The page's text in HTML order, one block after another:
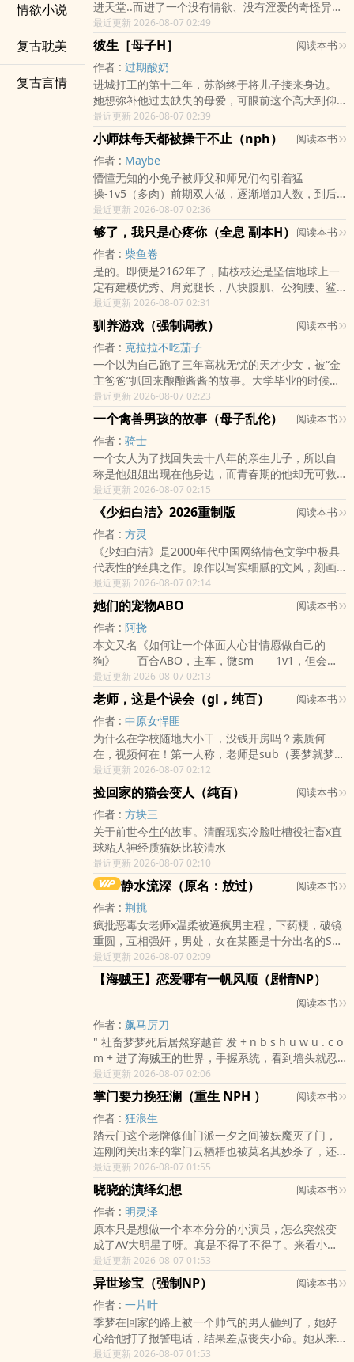
情欲小说
复古耽美
复古言情
√200珠√300珠√400珠√500珠√600珠√700珠√800
珠√900珠√1000珠√1100珠√1200珠√1300珠加更中
200-1200收√三文魚院長（1.5w）打赏加更
√finnn385（2w）? ? 打赏加更√岁宝（2w）? ? ? ? ?
? ?打赏加更√Aspen（1w）? ? ? ? ??打赏加更中微微
（5w）? ? ? ? ? ? ?打赏加更√恋母癖大爆发（5k）打
赏加更√小明（5k）? ? ? ? ? ? ? 打赏加更√蓝鹫の狗
（1w）? ?打赏加更√shuihuanghou（5k）打赏加
更√今天赤壁没（5k）? ?打赏加更√小庫（5k）? ? ?
? ? ? ? ?打赏加更√看我发现了什么好东西（1w）?
打赏加更√局兰是神（5k）? ? 打赏加更√嗷嗷嗷
（5k）? ? ? 打赏加更中隔壁完结文点击直达《被天
使套上项圈后（ABO）》、《嚣张大小姐又被狠狠
惩罚了（futa）》
夫、恶名昭彰的“疯狗”….那些高高在上、目中无人的
家伙们，当他们跌入泥沼时，又会是什么模
样？ * “野草不会咬人，哪怕他们轻视它、
利用它、碾压它——”“可野狗会。”【阅览须知】- 低
道德感女主 x 不是什么好东西的男人们- 现代架空背
景，部分设定参考意大利黑手党和美国黑帮，更多
私设- 健康的恋爱固然可贵，扭曲的感情实在精彩，
本文包括但不限于以下内容：恨海情天、以下犯
上、相爱相杀….- 有养父线，相差14岁(18/32)，女
主10岁被收养。女主主动- 女非，男感情身体过去现
在未来全C- 主剧情，肉随剧情走，二十章后肉会多
起来-?肉口味粗暴，存在致死量指j、玩阴di、潮
chui等等等，有打屁股扇xue等轻度SP情节。肉章
50po币/千字，剧情章25po币/千字，混合章价格按
肉&剧情比例来算，剧情章从39章后收费。日更，
2100, 2400, 2700珠珠加更大家的评论是更文的最
大动力感谢 不知名读者 (看到请认领！) 03/18打赏
10000po币；for her 打赏5000po币；太太多写点?
打赏10000po币；嘟嘟噜 打赏5000po币；太太多写
点?打赏10000po币；（po后台不显示打赏人，前台
我会漏看，打赏的宝宝请一定同时在评论区认领，
非常感谢大家的心意。打赏不涉及加更，大家量力
而行
进天堂..而进了一个没有情欲、没有淫爱的奇怪异世
界。 这个世界有精灵兽人半身人，还有逐渐觉
醒神格的各大主神，但人类，在这里被蔑称为伊甸
人，受尽厌恶。 乖巧老实人的莫莉饿到天天想
啃床角，随手在通讯水晶上发布了一条照片却意外
火爆全网...铺天盖地的关注和打赏淹没了她。 为
吃饱饭，她只好伪装成一只金发小精灵，不露脸直
播，用甜嗓朝打赏的哥哥姐姐的撒娇卖软，偶尔跳
段擦边性感舞蹈，卖卖小逼水、小逼照，并录下制
造过程，还卖穿过的内裤丝袜与胸衣，用电话做
爱，或者用灵界共感稳固和金主的关系，但无欲无
求的他们把她肏得好几天没心思上线营业... 不是
说，这个全是正经人的世界没人会做爱
吗？？？ ...... 因吃不饱而被迫下海当网
黄的“老实人”女主 X 各物种高阶人
外 ...... 我流西幻、我流网黄。
背景靠乱编，有一部分设定参考北欧神话、希腊神
话、亚伯拉罕体系以及托尔金中州世界观、现实猎
巫记录、魔法世界咒语等等，超级大杂糅，极度玛
丽苏！ 我的设定：只有处男。所有看莉的直播
的各物种都是大处男。（作者强设定，不接受反驳
与杠，作者能圆回来。 关于排雷 ：bg 90%、
gl10%（gl 线大概率只有擦边）。含强制爱（卷三
属于过激暗黑强制爱，其余卷正常。）其余雷点尽
量在标题标出，及时止损。 关于收费：肉与剧
情同价 ，40po/千字。日更两章，有存稿和大纲。?
? ? ??100zz/5000 打赏加更。不更会请假。?? ? ? ?
求投喂猪猪呀！每一颗珠都是作者更新动
力！！ ......?? ? ? ?已完结：被霸凌的小可怜
（nph 女嬷）番外更新中（点击文字可跳转?? ? ? ?
? ? ? ? ? ? ?不做爱就无法离开的梦境（nph 万人
迷）番外计划中? ? ? ? ? ? ? ? ? ? ? 被觊觎的万人迷
（中短篇合集）?? ? ? ?引力圈：卡戎（同步更新
中） 无中生有、出现莫名章节、缺胳膊少
腿的，是因为你看的是盗文，看盗文的也留点口
德，少来骂我。
最近更新 2026-08-07 02:49
彼生［母子H］ 阅读本书
作者 : 过期酸奶
进城打工的第十二年，苏韵终于将儿子接来身边。
她想弥补他过去缺失的母爱，可眼前这个高大到仰
头才能望清脸庞的少年，好像已经不需要了。阴郁
男高x柔弱厂妹，出租屋文学，带一点强制元素，年
龄差14完结文?孽因［姐弟H］点书名直达
最近更新 2026-08-07 02:39
小师妹每天都被操干不止（nph） 阅读本书
作者 : Maybe
懵懂无知的小兔子被师父和师兄们勾引着猛
操-1v5（多肉）前期双人做，逐渐增加人数，到后
面一起上男全洁/多p/少剧情剧情只为肉（不喜勿
点）关于收费：剧情不收费——肉50po/千字
最近更新 2026-08-07 02:36
够了，我只是心疼你（全息 副本H） 阅读本书
作者 : 柴鱼卷
是的。即便是2162年了，陆桉枝还是坚信地球上一
定有建模优秀、肩宽腿长，八块腹肌、公狗腰、鲨
鱼臀、20cm、一夜八次的处男。 毕竟，她的匹
配成功了呢。 望着资料卡上的匹配100%，陆桉
枝一度怀疑是系统错乱，可对面的匹配申请还提到
了他的原生家庭。 那真的不得不信了。 见
者伤心，闻者落泪。够了，我只是心疼你。 只
是她需要撤回一个愿望申请： 如果能完美匹
配，就算是被肏到死她也愿意…… —— 游戏
里肏生肏死，现实里，面对这个不守男德整天绷着
大奶的池冶，陆桉枝从不会多看一眼。 太浮躁
了，这么热的天上火了多遭罪（bushi），毕竟人不
能、起码、至少不可以……对同一屋檐下的竹马下
手。 陆桉枝（阮芝）x池冶（也安） sc
一切都是男主蓄意勾引，女主只是个老实人
— 各种play都有，xp很杂，致死量的玩逼、宫
交、射尿、粗口、真空、睡奸等等各种各样的玩
法 可能出现np的游戏副本，但都是男主的分
身，如果介意可以提前点x 抒发xp之作，慎
入 游戏①： 终于刷到正常的兄妹关系
了 都不小心被哥哥发现自慰了所以做爱也很正
常吧？ 很怕单机星人，我一定会对每一个
珠珠负责的ˉ﹃ˉ
最近更新 2026-08-07 02:31
驯养游戏（强制调教） 阅读本书
作者 : 克拉拉不吃茄子
一个以为自己跑了三年高枕无忧的天才少女，被“金
主爸爸”抓回来酿酿酱酱的故事。大学毕业的时候，
私下里对调教感兴趣的沈舒窈打算利用最后的机会
疯狂一把，用假名艾莉榭给自己找了个“金主爸爸”。
没想到命运给了自己一个大奖，金主爸爸谢砚舟有
颜有钱有腹肌，床上强势床下绅士，沈舒窈度过了
愉快的两个月。时间一到，她给谢砚舟留下分文未
动的银行卡和一封热情洋溢的感谢信，回国创业
了。谁想到三年后，谢砚舟竟然变成了自己公司货
真价实的“金主爸爸”，沈舒窈只好祈祷他已经忘记了
三年前那段荒诞不经的往事。但是，谢砚舟却掐着
她的脖子把她摁在墙上：“沈舒窈小姐，你和我签了
五年的合约，却只履行了两个月的义务。现在到了
你还债的时候了。”谢砚舟哪是什么命运的大奖，根
本就是命运的大坑。?谢砚舟出身世家，从年轻时就
独掌大权。虽然私下里和几个好友经营着“宠物”俱乐
部，自己却因为挑剔的品味从没有看上过任何一个
宠物。他以为自己可能就这样孑然一身孤独终老，
直到自称艾莉榭的女孩闯入他的世界。谁想到不过
两个月，小宠物就从他的手心里逃走消失于人海，
还自以为礼貌地给他留下了一封感谢信。谢砚舟花
了三年找回沈舒窈。这一次，他要她从头到脚，从
身体到灵魂，都彻底成为他的所有物。裴时卿虽然
和谢砚舟都是俱乐部的经营者，但是自从开始带学
生，就自觉应该为人师表，戒掉了“不良嗜好”。却没
想到谢砚舟那个跑掉的小宠物竟然是自己一手带出
来的得意门生。当他发觉的时候，两人的感情已经
陷入僵局，他只好勉为其难地插手免得他们彻底毁
掉彼此。谁想到这竟然重新唤醒了他压抑已久的欲
望，打开了潘多拉的魔盒。沈舒窈明明是他的学
生，他才华横溢的后辈，他怎么能在看到她的时
候，就想要把她绑到自己的床上？每周一，三，
五，六，一共四更，50珠/50收加更收费规则：剧情
章和珠/收加更章免费，肉章根据长度收费30-50?
注：- 走肾不走心，有肉有剧情，调教SP训诫肉多，
请谨慎入坑。想看走心的请看《玫瑰柔板》（比
心）- 男主是个控制欲占有欲爆棚的偏执狂，爱是真
的爱变态也是真的变态。后期追妻时会稍有改进，
请谨慎入坑- 中期和后期女主会和其他男人do，并非
1v1- 作者本人不是金融行业的，所以了解非常有
限，如果有专业方面的错误还请不吝指正- 有大纲，
但结局可能1v1，1v2，或者1v0女主独美，看看写
的时候的感觉吧
最近更新 2026-08-07 02:23
一个禽兽男孩的故事（母子乱伦） 阅读本书
作者 : 骑士
一个女人为了找回失去十八年的亲生儿子，所以自
称是他姐姐出现在他身边，而青春期的他却无可救
药的爱上了这位“姐姐”，还跟她发生了性关系，知道
“姐姐”是亲生母亲的时候已经晚了，他只能一条道走
到黑了.(本作者在此承诺，本书全书免费，但希望大
家能点个免费的“收藏”，能留言更好，这样我才知道
有人关注这个作品）注：本书每天晚上十点半准时
更新一章，欢迎大家阅读。最后祝大家做爱有人，
做人有爱。
最近更新 2026-08-07 02:15
《少妇白洁》2026重制版 阅读本书
作者 : 方灵
《少妇白洁》是2000年代中国网络情色文学中极具
代表性的经典之作。原作以写实细腻的文风，刻画
了一位年轻少妇在欲望、权力与现实夹缝中的沉沦
与挣扎，人物形象鲜明，社会触感强烈，影响深
远，至今仍被不少读者视为那个时代的标志性文
本。本重制版完成于2026年。故事主线与主要人物
大体沿用原作设定，白洁、王申、高义、老七、陈
三等角色均得以保留，但在情节推进、人物心理与
部分关键节点上作了调整与补充，力求在尊重原作
精神的基础上，以更贴近当下阅读节奏的笔触重新
展开。此文并非简单复刻，而是一次带着敬意的再
创作。愿以此重制，向原作及其时代致以最诚挚的
纪念。
最近更新 2026-08-07 02:14
她们的宠物ABO 阅读本书
作者 : 阿挠
本文又名《如何让一个体面人心甘情愿做自己的
狗》 百合ABO，主车，微sm 1v1，但会有
ntr和np情节，别人都是她们play里的一环 温柔
教授Alpha X高冷总裁Omege 顾清野深谙训兽
之道，尤擅长训狗。有的狗生性粘人，会主动贴靠
过来，有的狗只要拿零食引诱就能轻易上钩，还有
一种狗自视为狼，桀骜难驯，驯服这类狗要麻烦
些，需要以自身为饵，欲擒故纵，反复拉扯，才能
使其彻底温顺臣服。 白幻溪就是最后这种
狗。 . 白幻溪原以为自己的妻子顾清野是个
沉稳内敛的老干部，所以婚前喜欢养鱼的她婚后收
了一身性子，踏踏实实做她顾清野一个人的贤
妻。 没想到婚后多年，被她发现顾清野竟然是
个玩咖，和别人放浪形骸，唯独对她处处保
守。 白幻溪感觉自己被骗了，她想离婚。
可这个顾清野拒不放行，甚至怂恿她出轨。 出
轨的刺激体验最开始让她很爽，但欢愉转瞬即逝，
负疚感如影随形，令她终日精神恍惚。 最重要
的是，她无法忍受顾清野和别人举止亲密。顾清野
只能是她的妻子，她不想和顾清野离婚
了。 . 白幻溪在自己眼里：温柔知性、玉树
临风、风流倜傥Alpha教授 实际上在老婆眼里：
珠、求评论，鞠躬感谢～? ? ? ?微博：正经的阿挠，
欢迎来玩呀～
最近更新 2026-08-07 02:13
老师，这是个误会（gl，纯百） 阅读本书
作者 : 中原女悍匪
为什么在学校随地大小干，没钱开房吗？素质何
在，视频何在！第一人称，老师是sub（要梦就梦个
大的（恋师癖大爆发写一篇，随缘更新，50珠珠可
召唤作者硬着头皮加更一章50珠珠加更已送到，100
珠珠可召唤作者硬着头皮加更一章100珠珠加更已送
到，200珠珠可召唤作者硬着头皮加更一章（涨价了
因为作者键盘敲起火了200珠珠加更已送到，300珠
珠可召唤作者硬着头皮加更一章300珠珠加更已送
到，400珠珠可召唤作者硬着头皮加更一章400珠珠
加更已送到，500珠珠可召唤作者硬着头皮加更一章
500珠珠加更已送到，650珠珠可召唤作者硬着头皮
加更一章（涨价了因为键盘又起火了650珠珠加更已
送到，800珠珠可召唤作者硬着头皮加更一章800珠
珠加更已送到，950珠珠可召唤作者硬着头皮加更一
章950珠珠加更已送到，作者键盘被消防部门没收正
在申诉，请假三天作者拿回键盘更新一章，1300珠
珠可召唤作者硬着头皮加更一章1300珠珠加更已送
到，1500珠珠可召唤作者硬着头皮加更一章1500珠
珠加更已送到，1700珠珠可召唤作者硬着头皮加更
一章1700珠珠加更已送到，作者键盘被朋友借去烧
烤，劳动节放假五天作者拿回键盘更新一章，2450
珠珠可召唤作者硬着头皮加更一章2450珠珠加更已
送到，2800珠珠可召唤作者硬着头皮加更一章（临
近期末作者校内工作量过大，召唤法阵生效可能出
现些许延迟，请召唤师们多多包涵2800珠珠加更已
送到，3050珠珠可召唤作者硬着头皮加更一章3050
珠珠加更已送到，3300珠珠可召唤作者硬着头皮加
更一章
最近更新 2026-08-07 02:12
捡回家的猫会变人（纯百） 阅读本书
作者 : 方块三
关于前世今生的故事。清醒现实冷脸吐槽役社畜x直
球粘人神经质猫妖比较清水
最近更新 2026-08-07 02:10
静水流深（原名：放过） 阅读本书
作者 : 荆挑
疯批恶毒女老师x温柔被逼疯男主程，下药梗，破镜
重圆，互相强奸，男处，女在某圈是十分出名的S。
女主是个疯子，又坏又疯，会pua男主，会毁了男主
的一切，拉着想好好生活的正常人男主陪她一起发
疯。男主爱而不自知，爱而不承认。男主是一个温
柔可靠的社会人，后来被女主搞到黑化。女主和男
主在一起。互相折磨。从校园到工作从同居到囚禁
从毁人清白到毁人人生主角：郁宁x梁若生其他角
色：祁辒轩，祁瑾扬，方荃，高曼更新日期：周
更。最近在加快速度。
最近更新 2026-08-07 02:09
【海贼王】恋爱哪有一帆风顺（剧情NP）
阅读本书
作者 : 飙马厉刀
" 社畜梦梦死后居然穿越首 发 + n b s h u w u . c o
m + 进了海贼王的世界，手握系统，看到墙头就忍
不住攻首 发 + y o u w u s h u w u . c o m + 略，
每一个都是纸片人老公怎么可能s 首 发 + s i m i s h
u w u . @ g m a i l . c首 发 + y i n b i s h u w u . c
o m + o m 获 取 最 新 地 址 + i+ e m o s h 首 发 +
s i m i s h u w u . @ g m a i l . c o m 获 取首 发 +
y o u w u s h u w u . c o m + 最 新 地 址 + u w u .
c o m + m i s h u w u . @ g m a i l . c o m 获 取
最 新 地 址 拒绝？索隆和山治同时攻略的后果就
是，他们把吵架的精力都放在了做爱做的比赛之
上，还要问谁更棒？鸡飞狗跳就是赤犬追着马尔科
打…鹰眼一开始觉得自己的首 发 + e m o s h u w u
. c o m + 老友香克斯绿了，后面觉得他帽子那么多+
y o u w u s h u首 发 + e m o s h u w u . c o m +
w u . c o m + ，我再给他戴一顶也无所谓了……救首
发 + e + y i n m i s h u w + e m o s h u w u . c o
m + u . c o m + m o s h u w u . c o m + 命，首 发
+ e m o s h u w u . c o m + 到处都是修首 发 + n b
s h u w u . c o m + 罗场怎么办？目前写作计划：
索隆 山治 艾斯 罗 马尔科 鹰眼 香克斯 老沙 三大将
最近更新 2026-08-07 02:06
掌门要力挽狂澜（重生 NPH ） 阅读本书
作者 : 狂浪生
踏云门这个老牌修仙门派一夕之间被妖魔灭了门，
连刚闭关出来的掌门云栖梧也被莫名其妙杀了，还
让人砍了头，身首异处。而凶手……貌似是自己某个
堕了魔的徒弟？不敢置信。死倒没什么，修无情道
的某人早已超然尘外，不料上苍见她死的憋屈，神
魂归位，时光竟流转回了三年前！既然重开一局，
这关是不打算闭了——云栖梧决心找出孽徒，履行
为人师的责任，引导他回归光明。然而事情的发展
却越来越扑朔迷离……记忆中沉默寡言绝对听话的大
徒弟并没有那么乖，一身傲骨艳丽无双的二徒弟暗
藏秘密，温良美玉如月皎皎的三徒弟更是表里不如
一，就连自己从小一起长大的弟弟也彻底变了心性
——奇怪，这一切的一切，她上一世怎么就没发现
呢？所以……罪魁祸首到底是谁？
最近更新 2026-08-07 01:55
晓晓的演绎幻想 阅读本书
作者 : 明灵泽
原本只是想做一个本本分分的小演员，怎么突然变
成了AV大明星了呀。真是不得了不得了。来看小演
员的逆袭之路。
最近更新 2026-08-07 01:53
异世珍宝（强制NP） 阅读本书
作者 : 一片叶
季梦在回家的路上被一个帅气的男人砸到了，她好
心给他打了报警电话，结果差点丧失小命。她从来
不知道，自己的血肉对这个世界的人有致命吸引
最近更新 2026-08-07 01:53